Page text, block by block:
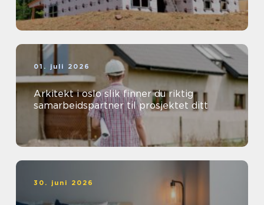
01. juli 2026
Arkitekt i oslo slik finner du riktig
samarbeidspartner til prosjektet ditt
30. juni 2026